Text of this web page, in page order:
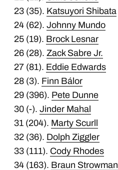
23 (35). Katsuyori Shibata
24 (62).Johnny Mundo
25 (19). Brock Lesnar
26 (28).Zack Sabre Jr.
27 (81). Eddie Edwards
28 (3). Finn Bálor
29 (396). Pete Dunne
30 (-).Jinder Mahal
31 (204). Marty Scurll
32 (36). Dolph Ziggler
33 (111). Cody Rhodes
34 (163). Braun Strowman